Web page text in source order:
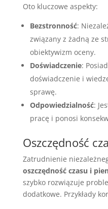
Oto kluczowe aspekty:
Bezstronność:
związany z żadną ze
obiektywizm oceny.
Doświadczenie:
doświadczenie i
sprawę.
Odpowiedzialność:
pracę i ponosi
Oszczędność
Zatrudnienie
oszczędność czasu i
szybko rozwiązuje
dodatkowe. Przykłady